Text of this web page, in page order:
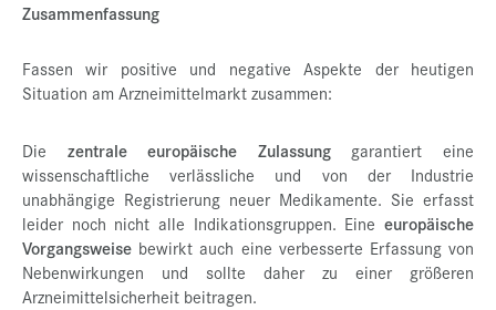
Zusammenfassung
Fassen wir positive und negative Aspekte der heutigen
Situation am Arzneimittelmarkt zusammen:
Die zentrale europäische Zulassung garantiert eine
wissenschaftliche verlässliche und von der Industrie
unabhängige Registrierung neuer Medikamente. Sie erfasst
leider noch nicht alle Indikationsgruppen. Eine europäische
Vorgangsweise bewirkt auch eine verbesserte Erfassung von
Nebenwirkungen und sollte daher zu einer größeren
Arzneimittelsicherheit beitragen.